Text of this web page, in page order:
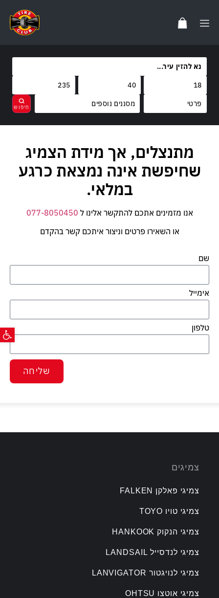
פתח
מסננים נוספים
FARROAD
קוד משקל
95
קוד מהירות
נקה בחר
מתנצלים, אך מידת הצמיג
שחיפשת אינה נמצאת כרגע
במלאי.
אנו מזמינים אתכם להתקשר אלינו ל 077-8050450
או השאירו פרטים וניצור איתכם קשר בהקדם
שם
אימייל
טלפון
שליחה
צמיגים
צמיגי פאלקן FALKEN
צמיגי טויו TOYO
צמיגי הנקוק HANKOOK
צמיגי לנדסייל LANDSAIL
צמיגי לנויגטור LANVIGATOR
צמיגי אוטצו OHTSU